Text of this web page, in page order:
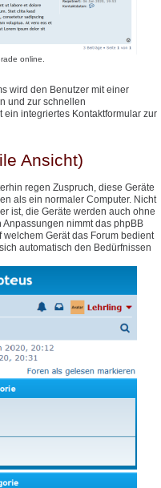
online.
wird den Benutzer mit einer
und zur schnellen
ein integriertes Kontaktformular zur
Ansicht)
regen Zuspruch, diese Geräte
als ein normaler Computer. Nicht
ist, die Geräte werden auch ohne
nimmt das phpBB
Gerät das Forum bedient
automatisch den Bedürfnissen